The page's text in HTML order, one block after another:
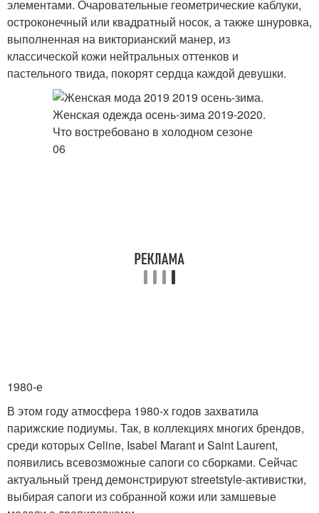
элементами. Очаровательные геометрические каблуки,
остроконечный или квадратный носок, а также шнуровка,
выполненная на викторианский манер, из
классической кожи нейтральных оттенков и
пастельного твида, покорят сердца каждой девушки.
1980-е
В этом году атмосфера 1980-х годов захватила
парижские подиумы. Так, в коллекциях многих брендов,
среди которых Celine, Isabel Marant и Saint Laurent,
появились всевозможные сапоги со сборками. Сейчас
актуальный тренд демонстрируют streetstyle-активистки,
выбирая сапоги из собранной кожи или замшевые